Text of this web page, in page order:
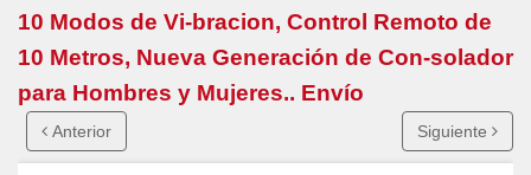
10 Modos de Vi-bracion, Control Remoto de
10 Metros, Nueva Generación de Con-solador
para Hombres y Mujeres.. Envío
Anterior Siguiente